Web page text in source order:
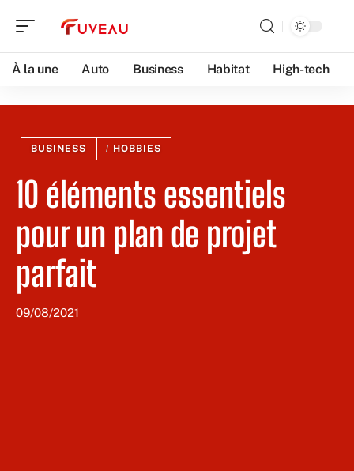
À la une Auto Business Habitat High-tech
BUSINESS HOBBIES
10 éléments essentiels
pour un plan de projet
parfait
09/08/2021